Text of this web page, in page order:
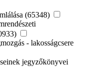
(65348)
- lakosságcsere
jegyzőkönyvei